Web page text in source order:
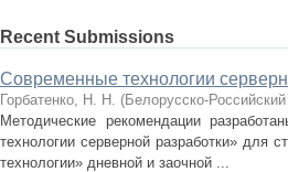
Recent Submissions
Современные технологии
Горбатенко, Н. Н. (Белорусско-
Методические рекомендации
технологии серверной разработки» для
технологии» дневной и заочной ...